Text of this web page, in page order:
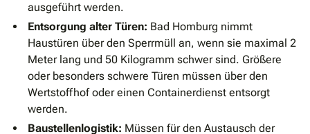
ausgeführt werden.
Entsorgung alter Türen: Bad Homburg nimmt
Haustüren über den Sperrmüll an, wenn sie maximal 2
Meter lang und 50 Kilogramm schwer sind. Größere
oder besonders schwere Türen müssen über den
Wertstoffhof oder einen Containerdienst entsorgt
werden.
Baustellenlogistik: Müssen für den Austausch der